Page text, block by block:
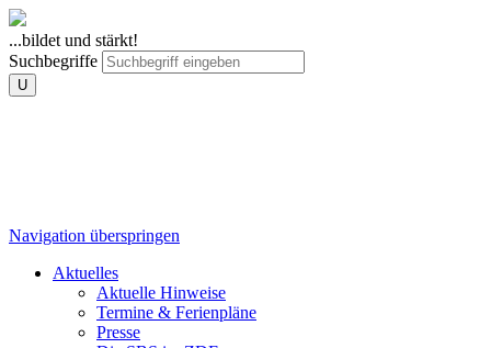
...bildet und stärkt!
Suchbegriffe
U
Navigation überspringen
Aktuelles
Aktuelle Hinweise
Termine & Ferienpläne
Presse